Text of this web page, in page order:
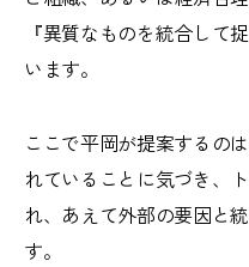
『異質な​ものを​統合して​
います。
ここで平岡が提案するの
れていることに気づき、
れ、あえて外部の要因と
す。